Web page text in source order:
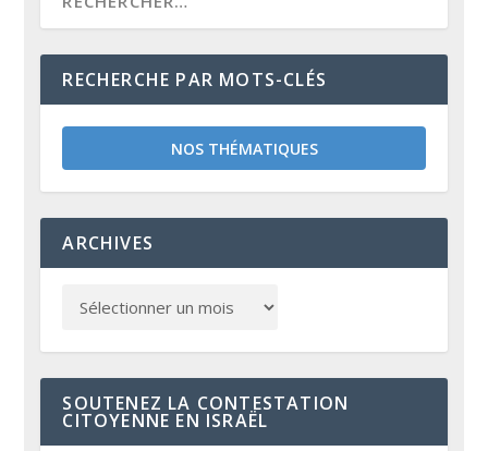
RECHERCHE PAR MOTS-CLÉS
NOS THÉMATIQUES
ARCHIVES
SOUTENEZ LA CONTESTATION
CITOYENNE EN ISRAËL